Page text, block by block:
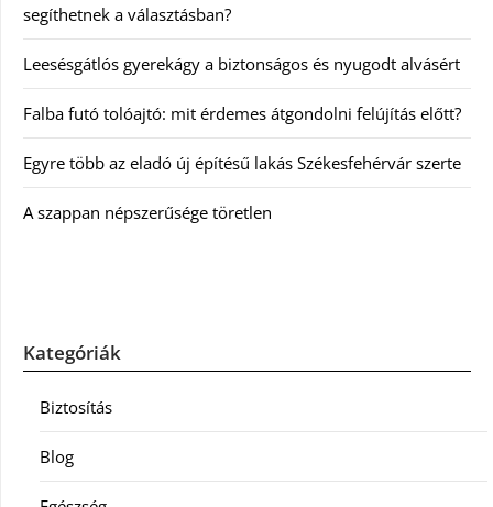
segíthetnek a választásban?
Leesésgátlós gyerekágy a biztonságos és nyugodt alvásért
Falba futó tolóajtó: mit érdemes átgondolni felújítás előtt?
Egyre több az eladó új építésű lakás Székesfehérvár szerte
A szappan népszerűsége töretlen
Kategóriák
Biztosítás
Blog